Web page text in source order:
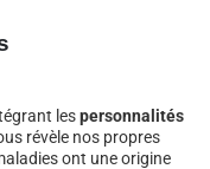
lespersonnalités
révèle nos propres
ont une origine